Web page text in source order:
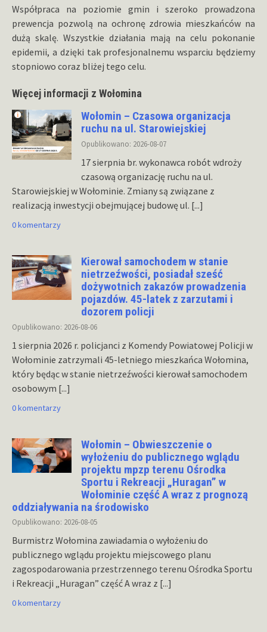
Współpraca na poziomie gmin i szeroko prowadzona
prewencja pozwolą na ochronę zdrowia mieszkańców na
dużą skalę. Wszystkie działania mają na celu pokonanie
epidemii, a dzięki tak profesjonalnemu wsparciu będziemy
stopniowo coraz bliżej tego celu.
Więcej informacji z Wołomina
Wołomin – Czasowa organizacja
ruchu na ul. Starowiejskiej
Opublikowano: 2026-08-07
17 sierpnia br. wykonawca robót wdroży
czasową organizację ruchu na ul.
Starowiejskiej w Wołominie. Zmiany są związane z
realizacją inwestycji obejmującej budowę ul. [...]
0 komentarzy
Kierował samochodem w stanie
nietrzeźwości, posiadał sześć
dożywotnich zakazów prowadzenia
pojazdów. 45-latek z zarzutami i
dozorem policji
Opublikowano: 2026-08-06
1 sierpnia 2026 r. policjanci z Komendy Powiatowej Policji w
Wołominie zatrzymali 45-letniego mieszkańca Wołomina,
który będąc w stanie nietrzeźwości kierował samochodem
osobowym [...]
0 komentarzy
Wołomin – Obwieszczenie o
wyłożeniu do publicznego wglądu
projektu mpzp terenu Ośrodka
Sportu i Rekreacji „Huragan” w
Wołominie część A wraz z prognozą
oddziaływania na środowisko
Opublikowano: 2026-08-05
Burmistrz Wołomina zawiadamia o wyłożeniu do
publicznego wglądu projektu miejscowego planu
zagospodarowania przestrzennego terenu Ośrodka Sportu
i Rekreacji „Huragan” część A wraz z [...]
0 komentarzy